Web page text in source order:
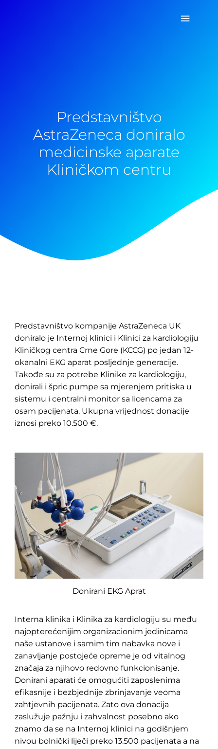
Glavni
Predstavništvo
AstraZeneca doniralo
medicinske aparate
Kliničkom centru
Predstavništvo kompanije AstraZeneca UK
doniralo je Internoj klinici i Klinici za kardiologiju
Kliničkog centra Crne Gore (KCCG) po jedan 12-
okanalni EKG aparat posljednje generacije.
Takođe su za potrebe Klinike za kardiologiju,
donirali i špric pumpe sa mjerenjem pritiska u
sistemu i centralni monitor sa licencama za
osam pacijenata. Ukupna vrijednost donacije
iznosi preko 10.500 €.
Donirani EKG Aprat
Interna klinika i Klinika za kardiologiju su među
najopterećenijim organizacionim jedinicama
naše ustanove i samim tim nabavka nove i
zanavljanje postojeće opreme je od vitalnog
značaja za njihovo redovno funkcionisanje.
Donirani aparati će omogućiti zaposlenima
efikasnije i bezbjednije zbrinjavanje veoma
zahtjevnih pacijenata. Zato ova donacija
zaslužuje pažnju i zahvalnost posebno ako
znamo da se na Internoj klinici na godišnjem
nivou bolnički liječi preko 13.500 pacijenata a na